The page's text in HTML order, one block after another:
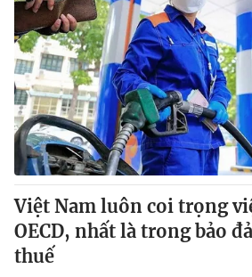
Việt Nam luôn coi trọng
OECD, nhất là trong bảo
thuế